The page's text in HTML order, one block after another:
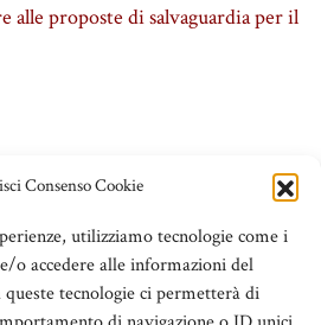
Consenso Cookie
utilizziamo tecnologie come i
o accedere alle informazioni del
tecnologie ci permetterà di
proposte di salvaguardia per il